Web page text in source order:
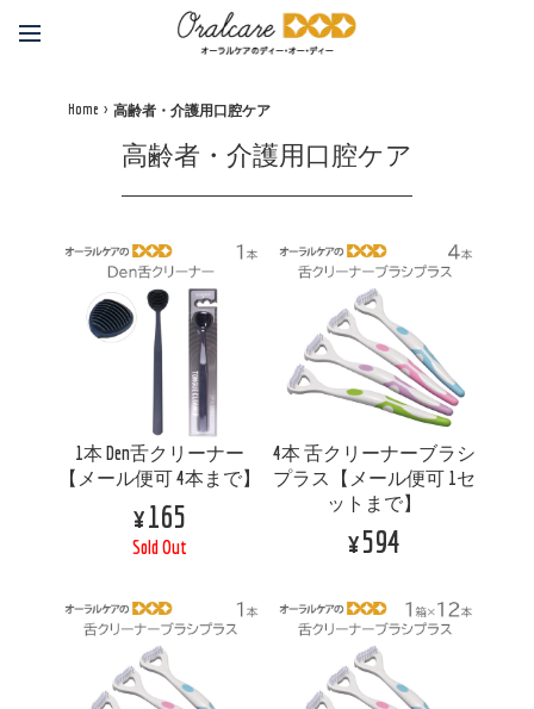
Home 高齢者・介護用口腔ケア
高齢者・介護用口腔ケア
1本 Den舌クリーナー
【メール便可 4本まで】
¥165
Sold Out
4本 舌クリーナーブラシ
プラス【メール便可 1セ
ットまで】
¥594